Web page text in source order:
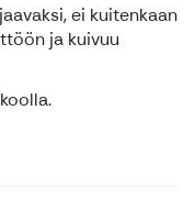
ei kuitenkaan
ja kuivuu